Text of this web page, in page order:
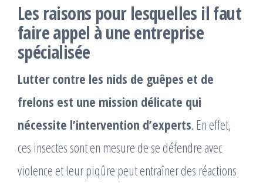
Les raisons pour lesquelles il faut
faire appel à une entreprise
spécialisée
Lutter contre les nids de guêpes et de
frelons est une mission délicate qui
nécessite l’intervention d’experts. En effet,
ces insectes sont en mesure de se défendre avec
violence et leur piqûre peut entraîner des réactions